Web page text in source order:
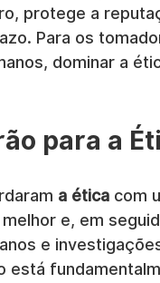
protege a
Para os
dominar a
para a
a ética com
e, em
e
está